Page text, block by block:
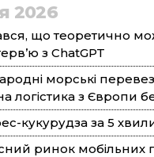
2026
що теоретично
з ChatGPT
морські
логістика з Європи
кукурудза за 5
ринок мобільних